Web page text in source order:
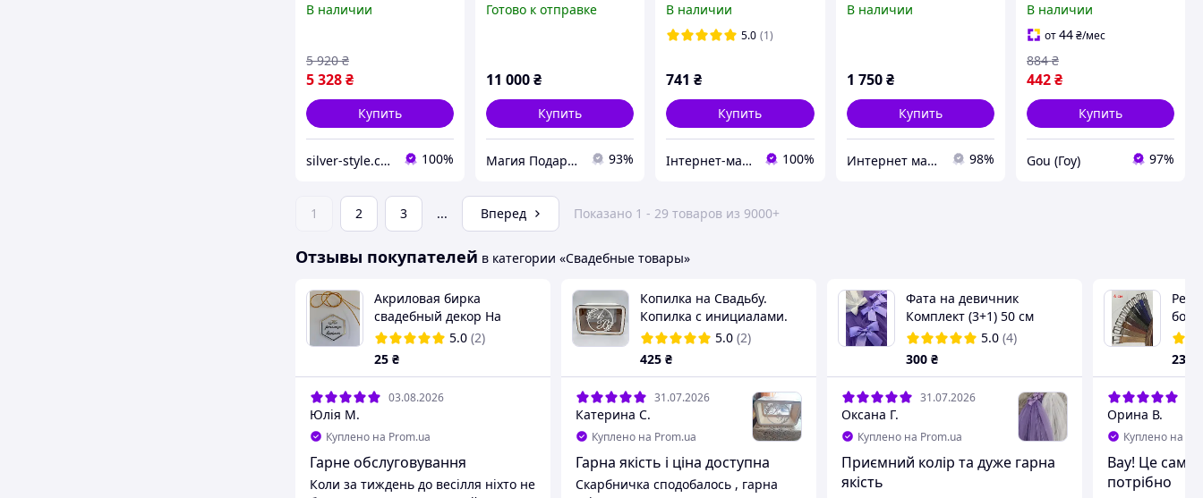
В наличии
5 328₴
5 920 ₴
Купить
silver-style.com.ua 100%
по кругу ширина 6мм
Готово к отправке
11 000₴
Купить
Магия Подарка 93%
В наличии
5.0 (1)
741 ₴
Купить
Інтернет-магазин "Майстерня весільних аксесуарів" 100%
В наличии
1 750 ₴
Купить
Интернет магазин "Style-XX-Shop" 98%
для фотозоны baby
shower гендер пати
украшение праздника
новорожденного
В наличии
от44₴/мес
442₴
884 ₴
Купить
Gou (Гоу) 97%
1 2 3 ... Вперед Показано 1 - 29 товаров из 9000+
Отзывы покупателей в категории «Свадебные товары»
Акриловая бирка
свадебный декор На
річницю весілля
5.0 (2)
25 ₴
03.08.2026
Юлія М.
Куплено на Prom.ua
Гарне обслуговування
Коли за тиждень до весілля ніхто не
Копилка на Свадьбу.
Копилка с инициалами.
Бокс для конвертов и
денег 30×20×16 см
5.0 (2)
425 ₴
31.07.2026
Катерина С.
Куплено на Prom.ua
Гарна якість і ціна доступна
Скарбничка сподобалось , гарна
Фата на девичник
Комплект (3+1) 50 см
лаванда
5.0 (4)
300 ₴
31.07.2026
Оксана Г.
Куплено на Prom.ua
Приємний колір та дуже гарна
якість
230
Орина В.
Куплено на
Вау! Це саме
потрібно